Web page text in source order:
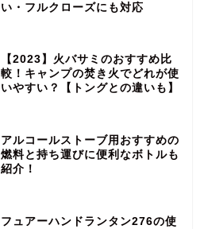
い・フルクローズにも対応
【2023】火バサミのおすすめ比
較！キャンプの焚き火でどれが使
いやすい？【トングとの違いも】
アルコールストーブ用おすすめの
燃料と持ち運びに便利なボトルも
紹介！
フュアーハンドランタン276の使